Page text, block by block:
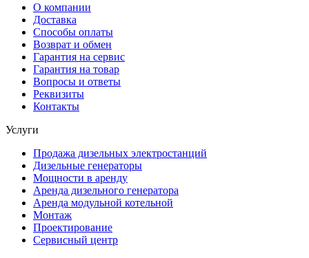
О компании
Доставка
Способы оплаты
Возврат и обмен
Гарантия на сервис
Гарантия на товар
Вопросы и ответы
Реквизиты
Контакты
Услуги
Продажа дизельных электростанций
Дизельные генераторы
Мощности в аренду
Аренда дизельного генератора
Аренда модульной котельной
Монтаж
Проектирование
Сервисный центр